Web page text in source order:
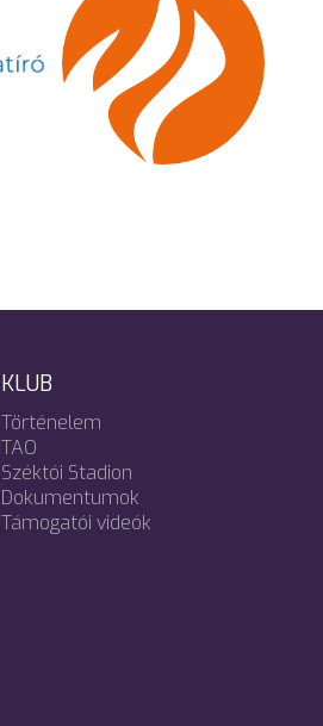
KLUB
Történelem
TAO
Széktói Stadion
Dokumentumok
Támogatói videók